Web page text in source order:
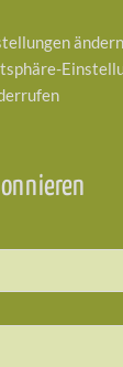
ändern